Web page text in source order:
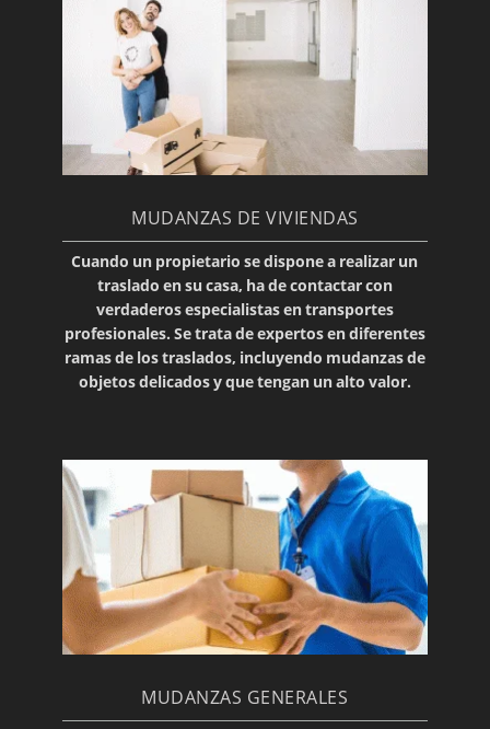
MUDANZAS DE VIVIENDAS
Cuando un propietario se dispone a realizar un
traslado en su casa, ha de contactar con
verdaderos especialistas en transportes
profesionales. Se trata de expertos en diferentes
ramas de los traslados, incluyendo mudanzas de
objetos delicadosy que tengan un alto valor.
MUDANZAS GENERALES